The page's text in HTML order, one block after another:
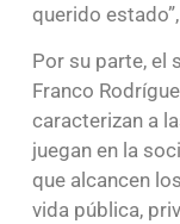
querido
Por su parte, el
Franco
caracterizan a
juegan en la
que alcancen
vida pública,